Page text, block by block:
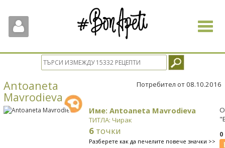
Toggle
Antoaneta
Mavrodieva
Потребител от 08.10.2016
Име: Antoaneta Mavrodieva
ТИТЛА: Чирак
6 точки
Разберете как да печелите повече значки >>